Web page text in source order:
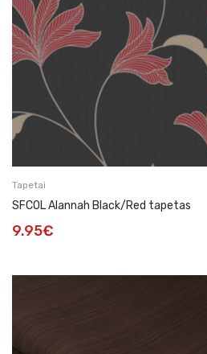
Tapetai
SFCOL Alannah Black/Red tapetas
9.95€